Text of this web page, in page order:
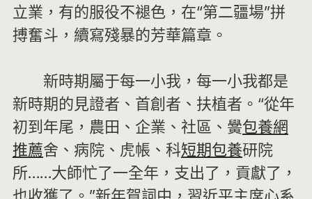
立業，有的服役不褪色，在“第二疆場”拼
搏奮斗，續寫殘暴的芳華篇章。
新時期屬于每一小我，每一小我都是
新時期的見證者、首創者、扶植者。“從年
初到年尾，農田、企業、社區、黌包養網
推薦舍、病院、虎帳、科短期包養研院
所……大師忙了一全年，支出了，貢獻了，